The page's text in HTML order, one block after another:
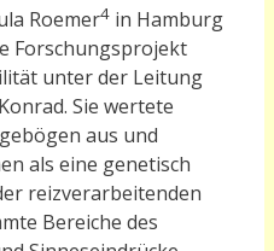
Roemer4 in Hamburg
Forschungsprojekt
unter der Leitung
Sie wertete
aus und
als eine genetisch
reizverarbeitenden
Bereiche des